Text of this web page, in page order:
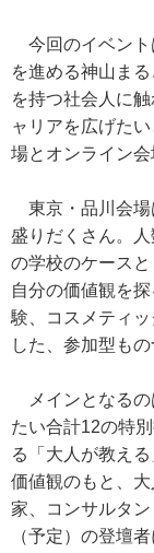
今回のイベント
を進める神山ま
を持つ社会人に
ャリアを広げた
場とオンライン会
東京・品川会場
盛りだくさん。
の学校のケース
自分の価値観を
験、コスメティ
した、参加型も
メインとなるの
たい合計12の特
る「大人が教え
価値観のもと、
家、コンサルタ
（予定）の登壇